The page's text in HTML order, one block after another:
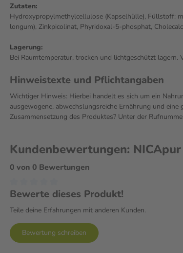
Zutaten:
Hydroxypropylmethylcellulose (Kapselhülle), Füllstoff:
longum), Zinkpicolinat, Phyridoxal-5-phosphat,
Lagerung:
Bei Raumtemperatur, trocken und lichtgeschützt lagern.
Hinweistexte und Pflichtangaben
Wichtiger Hinweis: Hierbei handelt es sich um ein
ausgewogene, abwechslungsreiche Ernährung und
Zusammensetzung des Produktes? Unter der
Kundenbewertungen:
0 von 0 Bewertungen
Bewerte dieses Produkt!
Teile deine Erfahrungen mit anderen Kunden.
Bewertung schreiben